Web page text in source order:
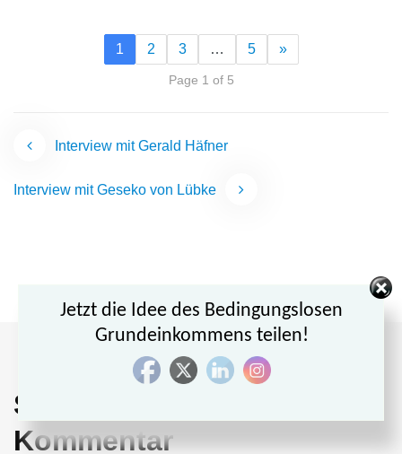
1 2 3 … 5 »
Page 1 of 5
Beitragsnavigation
Interview mit Gerald Häfner
Interview mit Geseko von Lübke
Schreiben Sie einen
Kommentar
Jetzt die Idee des Bedingungslosen
Grundeinkommens teilen!